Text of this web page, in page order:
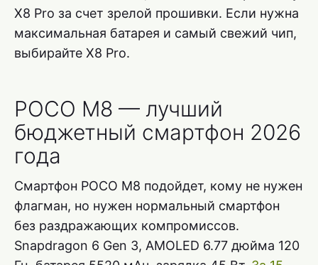
X8 Pro за счет зрелой прошивки. Если нужна
максимальная батарея и самый свежий чип,
выбирайте X8 Pro.
POCO M8 — лучший
бюджетный смартфон 2026
года
Смартфон POCO M8 подойдет, кому не нужен
флагман, но нужен нормальный смартфон
без раздражающих компромиссов.
Snapdragon 6 Gen 3, AMOLED 6.77 дюйма 120